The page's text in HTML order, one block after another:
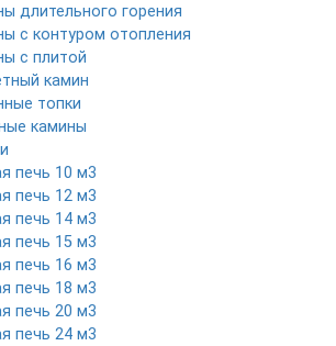
длительного горения
с контуром отопления
с плитой
камин
топки
камины
печь 10 м3
печь 12 м3
печь 14 м3
печь 15 м3
печь 16 м3
печь 18 м3
печь 20 м3
печь 24 м3